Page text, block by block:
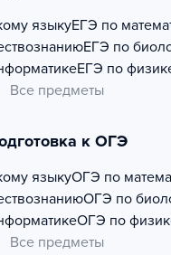
языкуЕГЭ по
ЕГЭ по
ЕГЭ по
Все предметы
к ОГЭ
языкуОГЭ по
ОГЭ по
ОГЭ по
Все предметы